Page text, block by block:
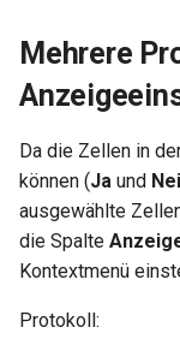
Mehrere
Da die Zellen in
können (Ja und
ausgewählte
die Spalte
Kontextmenü
Protokoll: